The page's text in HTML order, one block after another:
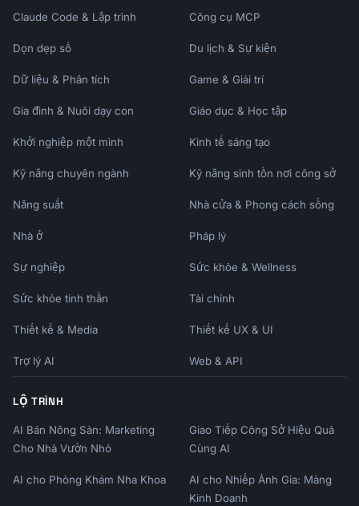
Claude Code & Lập trình Công cụ MCP
Dọn dẹp số Du lịch & Sự kiện
Dữ liệu & Phân tích Game & Giải trí
Gia đình & Nuôi dạy con Giáo dục & Học tập
Khởi nghiệp một mình Kinh tế sáng tạo
Kỹ năng chuyên ngành Kỹ năng sinh tồn nơi công sở
Năng suất Nhà cửa & Phong cách sống
Nhà ở Pháp lý
Sự nghiệp Sức khỏe & Wellness
Sức khỏe tinh thần Tài chính
Thiết kế & Media Thiết kế UX & UI
Trợ lý AI Web & API
LỘ TRÌNH
AI Bán Nông Sản: Marketing
Cho Nhà Vườn Nhỏ
Giao Tiếp Công Sở Hiệu Quả
Cùng AI
AI cho Phòng Khám Nha Khoa
AI cho Nhiếp Ảnh Gia: Mảng
Kinh Doanh